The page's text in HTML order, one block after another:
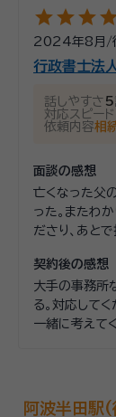
笠原が代表
（2007年に創業
土地家屋調
贈与・相続
やすいよう
ど時間をかけ
気軽にご相談ください。 （本
浜町３丁目７
starstarstar
2024年8月 /
行政書士法
話しやすさ 5
対応スピード
依頼内容相
面談の感想
亡くなった父
った。またわ
ださり、あと
契約後の感想
大手の事務所
る。対応して
一緒に考えて
阿波半田駅